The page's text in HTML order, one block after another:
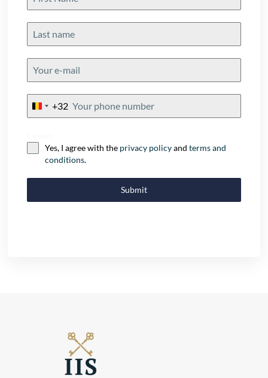
Belgium
+32
Yes, I agree with the privacy policyandterms and
conditions.
Submit